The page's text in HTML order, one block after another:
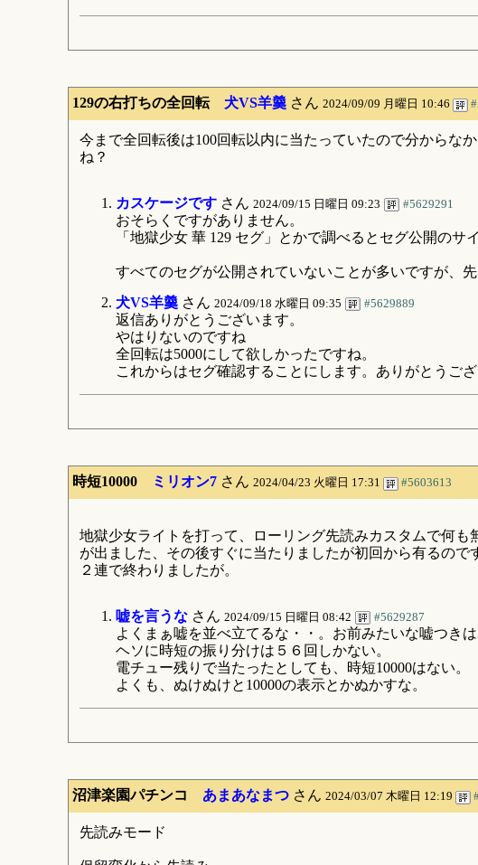
129の右打ちの全回転 犬VS羊羹さん 2024/09/09 月曜日 10:46
今まで全回転後は100回転以内に当たっていたので分からな
ね？
カスケージですさん 2024/09/15 日曜日 09:23 #5629291
おそらくですがありません。
「地獄少女 華 129 セグ」とかで調べるとセグ公開の
すべてのセグが公開されていないことが多いですが、
犬VS羊羹さん 2024/09/18 水曜日 09:35 #5629889
返信ありがとうございます。
やはりないのですね
全回転は5000にして欲しかったですね。
これからはセグ確認することにします。ありがとうござ
時短10000 ミリオン7さん 2024/04/23 火曜日 17:31 #5603613
地獄少女ライトを打って、ローリング先読みカスタムで何
が出ました、その後すぐに当たりましたが初回から有るので
２連で終わりましたが。
嘘を言うなさん 2024/09/15 日曜日 08:42 #5629287
よくまぁ嘘を並べ立てるな・・。お前みたいな嘘つきは
ヘソに時短の振り分けは５６回しかない。
電チュー残りで当たったとしても、時短10000はない。
よくも、ぬけぬけと10000の表示とかぬかすな。
沼津楽園パチンコ あまあなまつさん 2024/03/07 木曜日 12:19
先読みモード